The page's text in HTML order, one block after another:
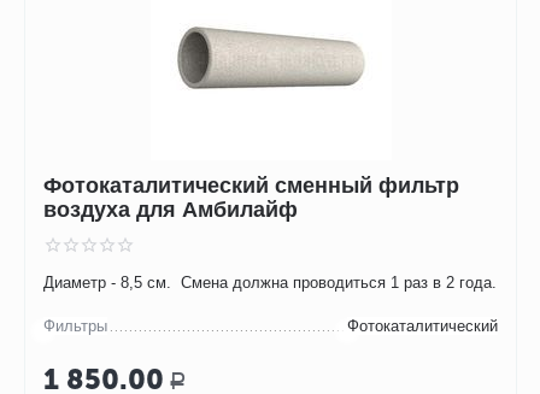
Фотокаталитический сменный фильтр
воздуха для Амбилайф
Диаметр - 8,5 см. Смена должна проводиться 1 раз в 2 года.
Фильтры Фотокаталитический
1 850.00 Р